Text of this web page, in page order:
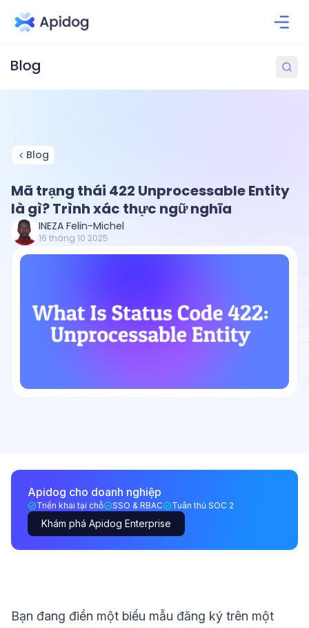
Blog
Mã trạng thái 422 Unprocessable Entity
là gì? Trình xác thực ngữ nghĩa
INEZA Felin-Michel
16 tháng 10 2025
Apidog cho doanh nghiệp
Triển khai tại chỗ SSO & RBAC Tuân thủ SOC 2
Khám phá Apidog Enterprise
Bạn đang điền một biểu mẫu đăng ký trên một